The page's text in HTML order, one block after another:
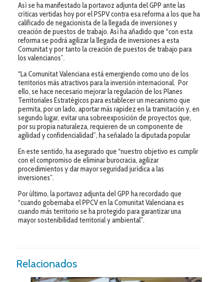
Así se ha manifestado la portavoz adjunta del GPP ante las
críticas vertidas hoy por el PSPV contra esa reforma a los que ha
calificado de negacionista de la llegada de inversiones y
creación de puestos de trabajo. Así ha añadido que “con esta
reforma se podrá agilizar la llegada de inversiones a esta
Comunitat y por tanto la creación de puestos de trabajo para
los valencianos”.
“La Comunitat Valenciana está emergiendo como uno de los
territorios más atractivos para la inversión internacional. Por
ello, se hace necesario mejorar la regulación de los Planes
Territoriales Estratégicos para establecer un mecanismo que
permita, por un lado, aportar más rapidez en la tramitación y, en
segundo lugar, evitar una sobreexposición de proyectos que,
por su propia naturaleza, requieren de un componente de
agilidad y confidencialidad”, ha señalado la diputada popular
En este sentido, ha asegurado que “nuestro objetivo es cumplir
con el compromiso de eliminar burocracia, agilizar
procedimientos y dar mayor seguridad jurídica a las
inversiones”.
Por último, la portavoz adjunta del GPP ha recordado que
“cuando gobernaba el PPCV en la Comunitat Valenciana es
cuando más territorio se ha protegido para garantizar una
mayor sostenibilidad territorial y ambiental”.
Relacionados